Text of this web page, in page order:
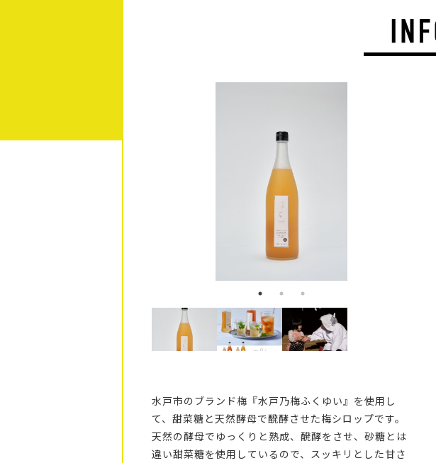
水戸市のブランド梅『水戸乃梅ふくゆい』を使用し
て、甜菜糖と天然酵母で醗酵させた梅シロップです。
天然の酵母でゆっくりと熟成、醗酵をさせ、砂糖とは
違い甜菜糖を使用しているので、スッキリとした甘さ